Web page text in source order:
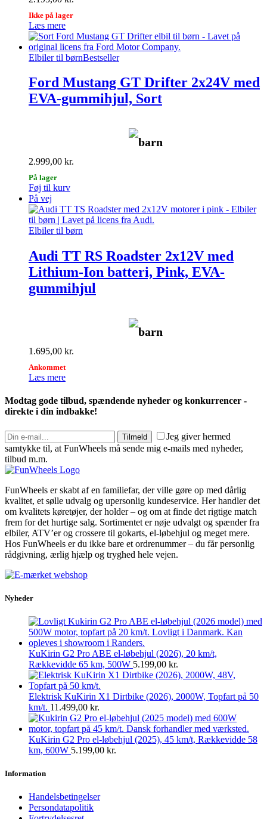
Ikke på lager
Læs mere
Elbiler til børnBestseller
Ford Mustang GT Drifter 2x24V med
EVA-gummihjul, Sort
barn
2.999,00 kr.
På lager
Føj til kurv
På vej
Elbiler til børn
Audi TT RS Roadster 2x12V med
Lithium-Ion batteri, Pink, EVA-
gummihjul
barn
1.695,00 kr.
Ankommet
Læs mere
Modtag gode tilbud, spændende nyheder og konkurrencer -
direkte i din indbakke!
Tilmeld
Jeg giver hermed
samtykke til, at FunWheels må sende mig e-mails med nyheder,
tilbud m.m.
FunWheels er skabt af en familiefar, der ville gøre op med dårlig
kvalitet, et sølle udvalg og upersonlig kundeservice. Her handler det
om kvalitets køretøjer, der holder – og om at finde det rigtige match
frem for det hurtige salg. Sortimentet er nøje udvalgt og spænder fra
elbiler, ATV’er og crossere til gokarts, el-løbehjul og meget mere.
Hos FunWheels er du ikke bare et ordrenummer – du får personlig
rådgivning, ærlig hjælp og tryghed hele vejen.
Nyheder
KuKirin G2 Pro ABE el-løbehjul (2026), 20 km/t,
Rækkevidde 65 km, 500W 5.199,00 kr.
Elektrisk KuKirin X1 Dirtbike (2026), 2000W, Topfart på 50
km/t. 11.499,00 kr.
KuKirin G2 Pro el-løbehjul (2025), 45 km/t, Rækkevidde 58
km, 600W 5.199,00 kr.
Information
Handelsbetingelser
Persondatapolitik